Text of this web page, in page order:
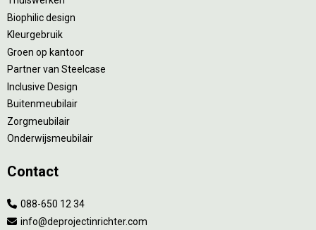
Biophilic design
Kleurgebruik
Groen op kantoor
Partner van Steelcase
Inclusive Design
Buitenmeubilair
Zorgmeubilair
Onderwijsmeubilair
Contact
088-650 12 34
info@deprojectinrichter.com